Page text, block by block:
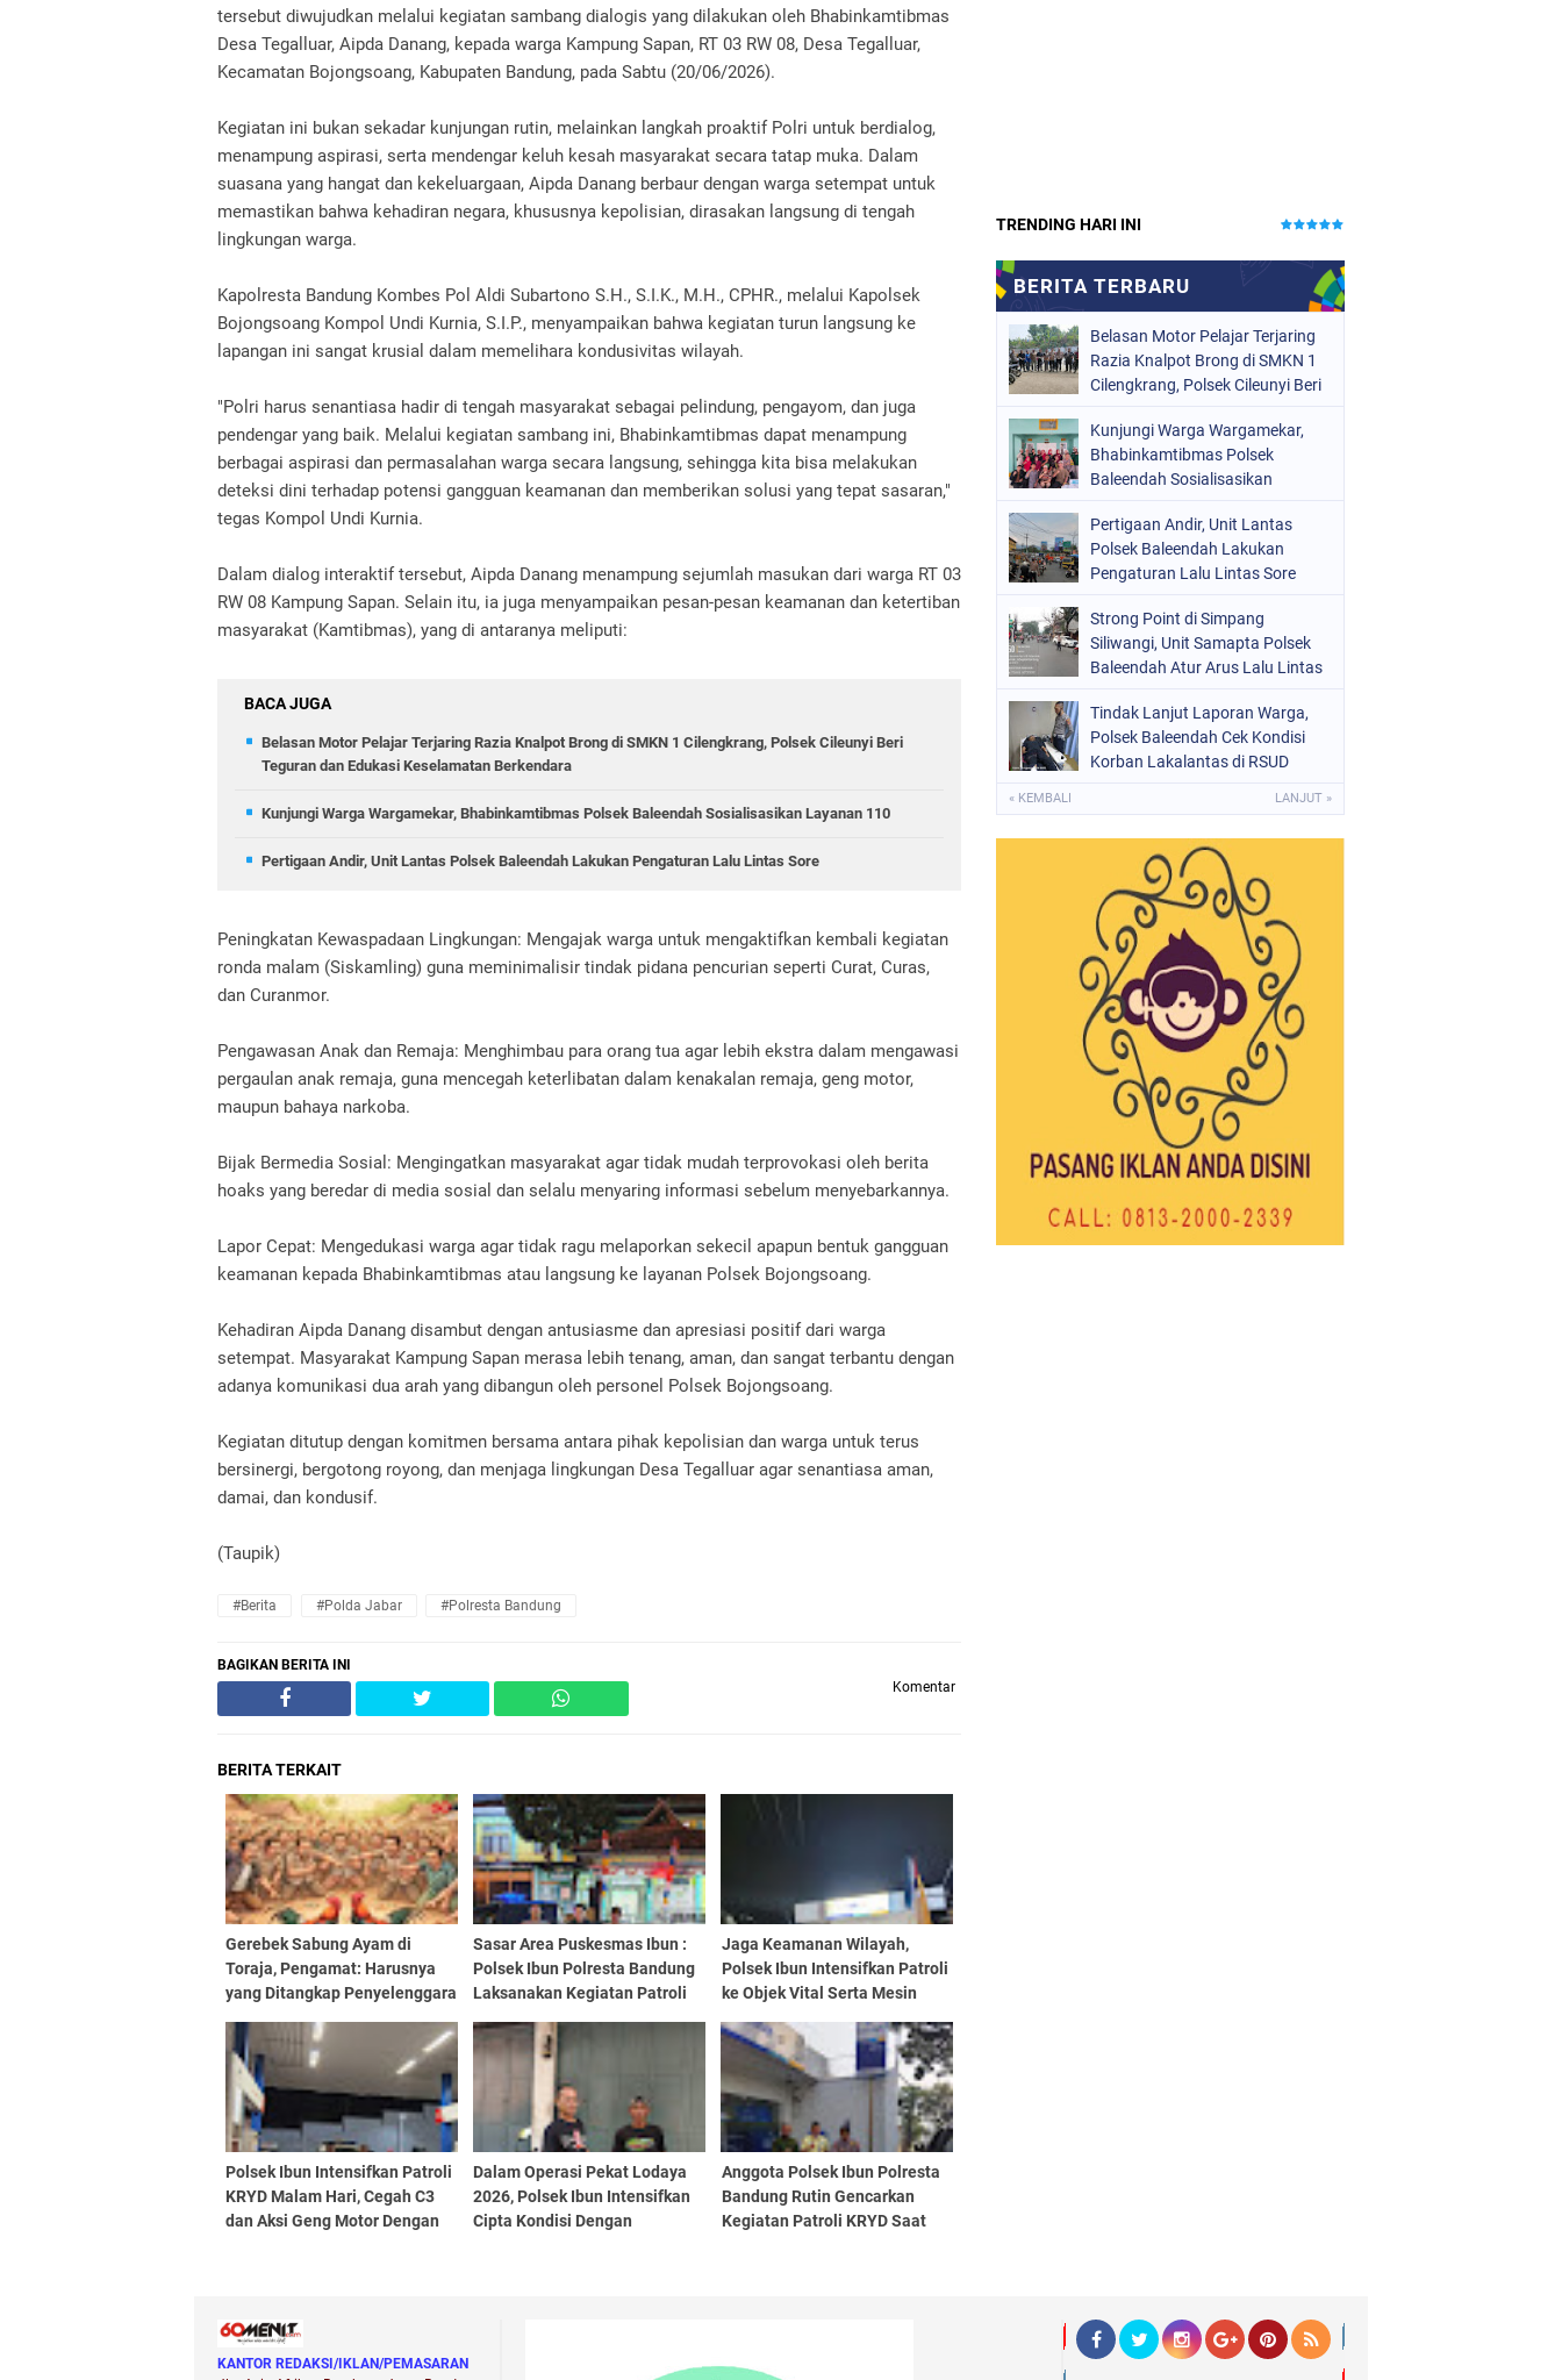
tersebut diwujudkan melalui kegiatan sambang dialogis yang dilakukan oleh Bhabinkamtibmas
Desa Tegalluar, Aipda Danang, kepada warga Kampung Sapan, RT 03 RW 08, Desa Tegalluar,
Kecamatan Bojongsoang, Kabupaten Bandung, pada Sabtu (20/06/2026).
Kegiatan ini bukan sekadar kunjungan rutin, melainkan langkah proaktif Polri untuk berdialog,
menampung aspirasi, serta mendengar keluh kesah masyarakat secara tatap muka. Dalam
suasana yang hangat dan kekeluargaan, Aipda Danang berbaur dengan warga setempat untuk
memastikan bahwa kehadiran negara, khususnya kepolisian, dirasakan langsung di tengah
lingkungan warga.
Kapolresta Bandung Kombes Pol Aldi Subartono S.H., S.I.K., M.H., CPHR., melalui Kapolsek
Bojongsoang Kompol Undi Kurnia, S.I.P., menyampaikan bahwa kegiatan turun langsung ke
lapangan ini sangat krusial dalam memelihara kondusivitas wilayah.
"Polri harus senantiasa hadir di tengah masyarakat sebagai pelindung, pengayom, dan juga
pendengar yang baik. Melalui kegiatan sambang ini, Bhabinkamtibmas dapat menampung
berbagai aspirasi dan permasalahan warga secara langsung, sehingga kita bisa melakukan
deteksi dini terhadap potensi gangguan keamanan dan memberikan solusi yang tepat sasaran,"
tegas Kompol Undi Kurnia.
Dalam dialog interaktif tersebut, Aipda Danang menampung sejumlah masukan dari warga RT 03
RW 08 Kampung Sapan. Selain itu, ia juga menyampaikan pesan-pesan keamanan dan ketertiban
masyarakat (Kamtibmas), yang di antaranya meliputi:
BACA JUGA
Belasan Motor Pelajar Terjaring Razia Knalpot Brong di SMKN 1 Cilengkrang, Polsek Cileunyi Beri
Teguran dan Edukasi Keselamatan Berkendara
Kunjungi Warga Wargamekar, Bhabinkamtibmas Polsek Baleendah Sosialisasikan Layanan 110
Pertigaan Andir, Unit Lantas Polsek Baleendah Lakukan Pengaturan Lalu Lintas Sore
Peningkatan Kewaspadaan Lingkungan: Mengajak warga untuk mengaktifkan kembali kegiatan
ronda malam (Siskamling) guna meminimalisir tindak pidana pencurian seperti Curat, Curas,
dan Curanmor.
Pengawasan Anak dan Remaja: Menghimbau para orang tua agar lebih ekstra dalam mengawasi
pergaulan anak remaja, guna mencegah keterlibatan dalam kenakalan remaja, geng motor,
maupun bahaya narkoba.
Bijak Bermedia Sosial: Mengingatkan masyarakat agar tidak mudah terprovokasi oleh berita
hoaks yang beredar di media sosial dan selalu menyaring informasi sebelum menyebarkannya.
Lapor Cepat: Mengedukasi warga agar tidak ragu melaporkan sekecil apapun bentuk gangguan
keamanan kepada Bhabinkamtibmas atau langsung ke layanan Polsek Bojongsoang.
Kehadiran Aipda Danang disambut dengan antusiasme dan apresiasi positif dari warga
setempat. Masyarakat Kampung Sapan merasa lebih tenang, aman, dan sangat terbantu dengan
adanya komunikasi dua arah yang dibangun oleh personel Polsek Bojongsoang.
Kegiatan ditutup dengan komitmen bersama antara pihak kepolisian dan warga untuk terus
bersinergi, bergotong royong, dan menjaga lingkungan Desa Tegalluar agar senantiasa aman,
damai, dan kondusif.
(Taupik)
#Berita #Polda Jabar #Polresta Bandung
BAGIKAN BERITA INI
Komentar
BERITA TERKAIT
Gerebek Sabung Ayam di
Toraja, Pengamat: Harusnya
yang Ditangkap Penyelenggara
Sasar Area Puskesmas Ibun :
Polsek Ibun Polresta Bandung
Laksanakan Kegiatan Patroli
Jaga Keamanan Wilayah,
Polsek Ibun Intensifkan Patroli
ke Objek Vital Serta Mesin
Polsek Ibun Intensifkan Patroli
KRYD Malam Hari, Cegah C3
dan Aksi Geng Motor Dengan
Dalam Operasi Pekat Lodaya
2026, Polsek Ibun Intensifkan
Cipta Kondisi Dengan
Anggota Polsek Ibun Polresta
Bandung Rutin Gencarkan
Kegiatan Patroli KRYD Saat
TRENDING HARI INI
Belasan Motor Pelajar Terjaring
Razia Knalpot Brong di SMKN 1
Cilengkrang, Polsek Cileunyi Beri
Keselamatan Berkendara
Kunjungi Warga Wargamekar,
Bhabinkamtibmas Polsek
Baleendah Sosialisasikan
Pertigaan Andir, Unit Lantas
Polsek Baleendah Lakukan
Pengaturan Lalu Lintas Sore
Strong Point di Simpang
Siliwangi, Unit Samapta Polsek
Baleendah Atur Arus Lalu Lintas
Tindak Lanjut Laporan Warga,
Polsek Baleendah Cek Kondisi
Korban Lakalantas di RSUD
« KEMBALI LANJUT »
KANTOR REDAKSI/IKLAN/PEMASARAN